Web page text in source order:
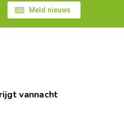
Meld nieuws
vannacht